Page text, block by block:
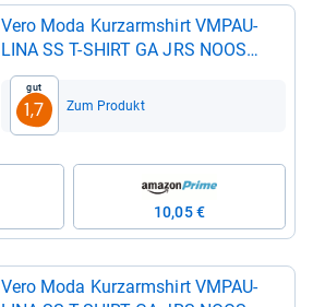
Vero Moda Kurz­arms­hirt VMPAU­
LINA SS T-​SHIRT GA JRS NOOS
Baum­wolle, regu­lar fit
Gut
1,7 Zum Produkt
10,05 €
Vero Moda Kurz­arms­hirt VMPAU­